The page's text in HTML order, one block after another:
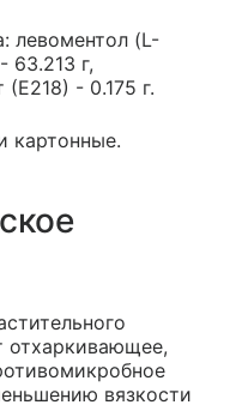
левоментол (L-
63.213 г,
(Е218) - 0.175 г.
картонные.
отхаркивающее,
вязкости